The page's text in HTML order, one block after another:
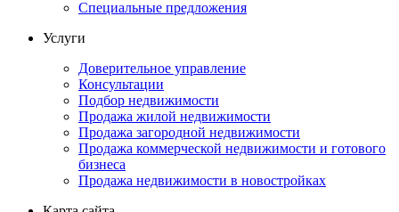
Специальные предложения
Услуги
Доверительное управление
Консультации
Подбор недвижимости
Продажа жилой недвижимости
Продажа загородной недвижимости
Продажа коммерческой недвижимости и готового
бизнеса
Продажа недвижимости в новостройках